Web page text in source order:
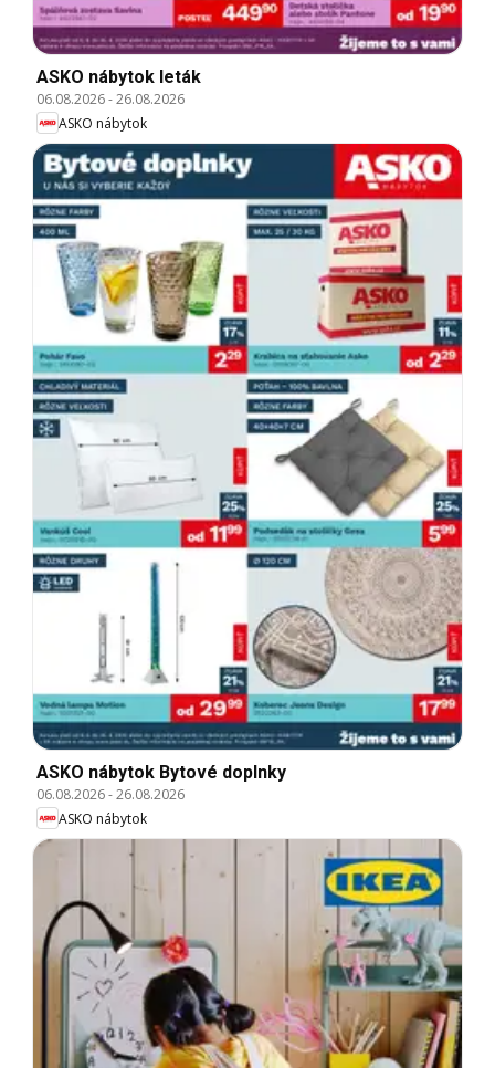
ASKO nábytok leták
06.08.2026-26.08.2026
ASKO nábytok
ASKO nábytok Bytové doplnky
06.08.2026-26.08.2026
ASKO nábytok